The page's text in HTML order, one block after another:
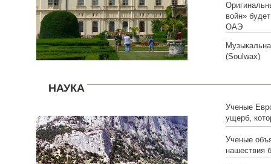
войн»
ОАЭ
(Soulwax)
НАУКА
Ученые
ущерб,
потепление
Ученые
нашествия